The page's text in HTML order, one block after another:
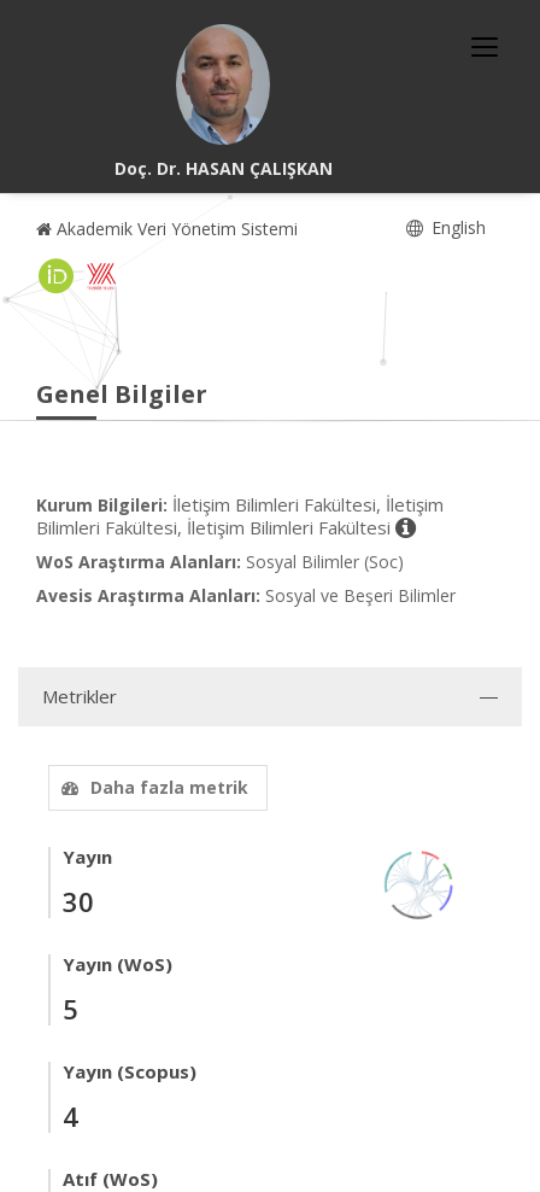
Doç. Dr. HASAN ÇALIŞKAN
Akademik Veri Yönetim Sistemi English
Genel Bilgiler
Kurum Bilgileri: İletişim Bilimleri Fakültesi, İletişim
Bilimleri Fakültesi, İletişim Bilimleri Fakültesi
WoS Araştırma Alanları: Sosyal Bilimler (Soc)
Avesis Araştırma Alanları: Sosyal ve Beşeri Bilimler
Metrikler
Daha fazla metrik
Yayın
30
Yayın (WoS)
5
Yayın (Scopus)
4
Atıf (WoS)